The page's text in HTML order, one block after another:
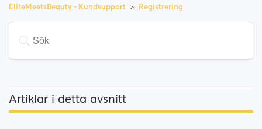
EliteMeetsBeauty - Kundsupport Registrering
Artiklar i detta avsnitt